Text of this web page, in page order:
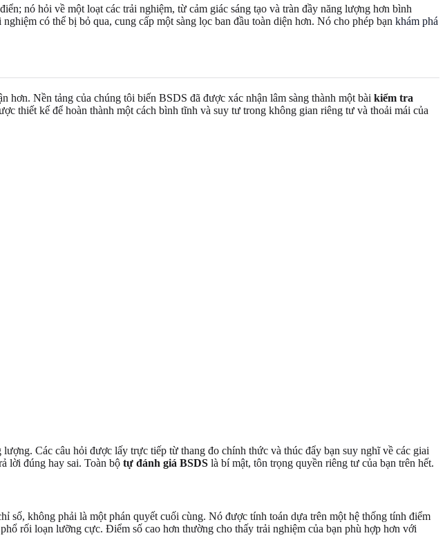
nó hỏi về một loạt các trải nghiệm, từ cảm giác sáng tạo và tràn đầy năng lượng hơn bình
có thể bị bỏ qua, cung cấp một sàng lọc ban đầu toàn diện hơn. Nó cho phép bạn khám phá
Nền tảng của chúng tôi biến BSDS đã được xác nhận lâm sàng thành một bài kiểm tra
thiết kế để hoàn thành một cách bình tĩnh và suy tư trong không gian riêng tư và thoải mái của
Các câu hỏi được lấy trực tiếp từ thang đo chính thức và thúc đẩy bạn suy nghĩ về các giai
lời đúng hay sai. Toàn bộ tự đánh giá BSDS là bí mật, tôn trọng quyền riêng tư của bạn trên hết.
số, không phải là một phán quyết cuối cùng. Nó được tính toán dựa trên một hệ thống tính điểm
rối loạn lưỡng cực. Điểm số cao hơn thường cho thấy trải nghiệm của bạn phù hợp hơn với